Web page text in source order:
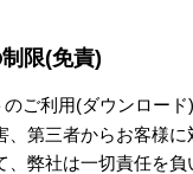
限(免責)
のご利用(ダウンロー
、第三者からお客様
、弊社は一切責任を負